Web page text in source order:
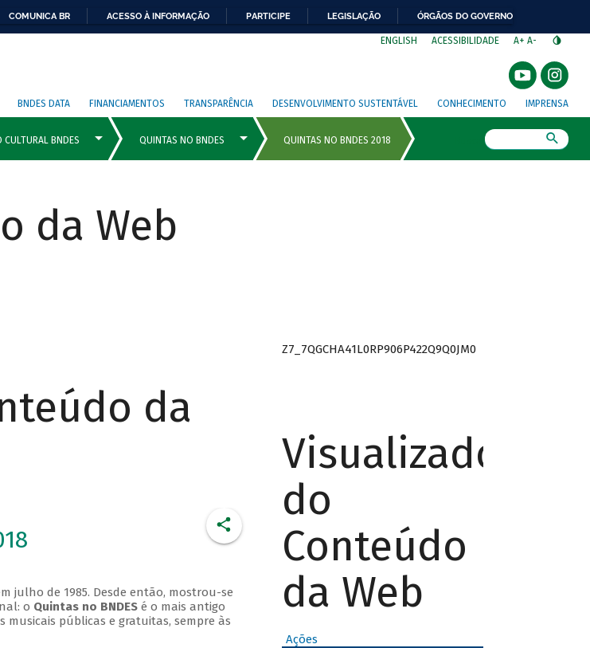
COMUNICA BR ACESSO À INFORMAÇÃO PARTICIPE LEGISLAÇÃO ÓRGÃOS DO GOVERNO
ENGLISH ACESSIBILIDADE A+ A-
BNDES DATA FINANCIAMENTOS TRANSPARÊNCIA DESENVOLVIMENTO SUSTENTÁVEL CONHECIMENTO IMPRENSA
da Web
da
julho de 1985. Desde então, mostrou-se
o Quintas no BNDESé o mais antigo
públicas e gratuitas, sempre às
Z7_7QGCHA41L0RP906P422Q9Q0JM0
Visualizador
do
Conteúdo
da Web
Ações